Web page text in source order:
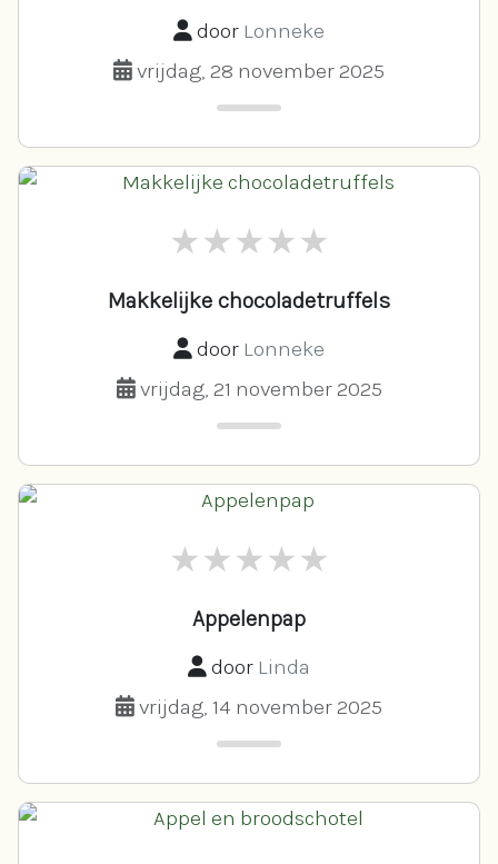
door Lonneke
vrijdag, 28 november 2025
Makkelijke chocoladetruffels
door Lonneke
vrijdag, 21 november 2025
Appelenpap
door Linda
vrijdag, 14 november 2025